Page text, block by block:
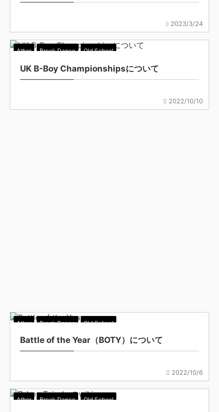
2023/3/24
Ather Break Dance Old School
UK B-Boy Championshipsについて
2022/10/10
Ather Break Dance Old School
Battle of the Year（BOTY）について
2022/10/6
Ather Break Dance Old School